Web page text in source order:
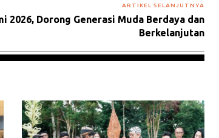
ARTIKEL SELANJUTNYA
2026, Dorong Generasi Muda Berdaya dan
Berkelanjutan